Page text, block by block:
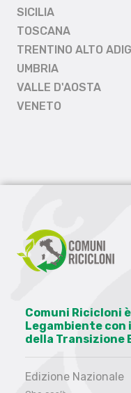
SICILIA
TOSCANA
TRENTINO ALTO
UMBRIA
VALLE D'AOSTA
VENETO
Comuni Ricicloni
Legambiente
della Transizione
Edizione Nazionale